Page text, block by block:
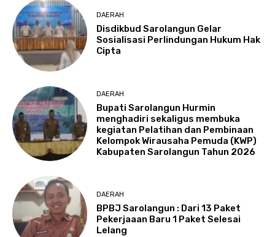
DAERAH
Disdikbud Sarolangun Gelar
Sosialisasi Perlindungan Hukum Hak
Cipta
DAERAH
Bupati Sarolangun Hurmin
menghadiri sekaligus membuka
kegiatan Pelatihan dan Pembinaan
Kelompok Wirausaha Pemuda (KWP)
Kabupaten Sarolangun Tahun 2026
DAERAH
BPBJ Sarolangun : Dari 13 Paket
Pekerjaaan Baru 1 Paket Selesai
Lelang